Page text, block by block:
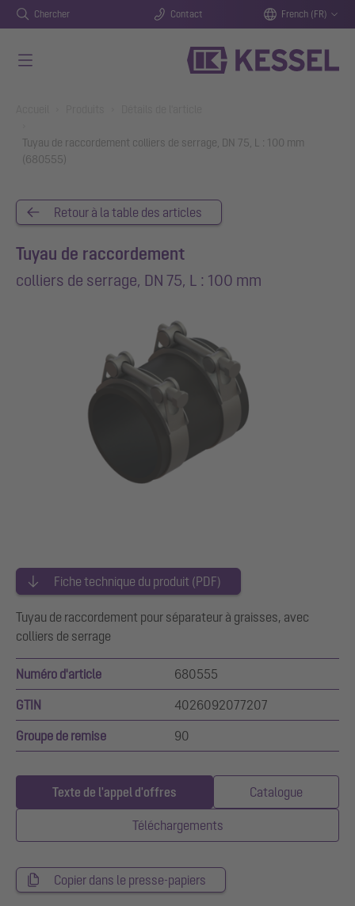
Chercher Contact French (FR)
Tuyau de raccordement colliers de serrage, DN 75, L : 100 mm
(680555)
Retour à la table des articles
Tuyau de raccordement
colliers de serrage, DN 75, L : 100 mm
Fiche technique du produit (PDF)
Tuyau de raccordement pour séparateur à graisses, avec
colliers de serrage
Numéro d'article 680555
GTIN 4026092077207
Groupe de remise 90
Texte de l'appel d'offres Catalogue
Téléchargements
Copier dans le presse-papiers